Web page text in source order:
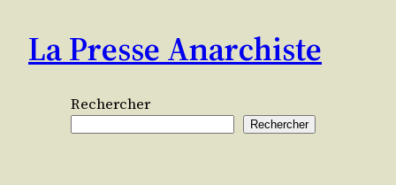
contenu
La Presse Anarchiste
Rechercher
Rechercher